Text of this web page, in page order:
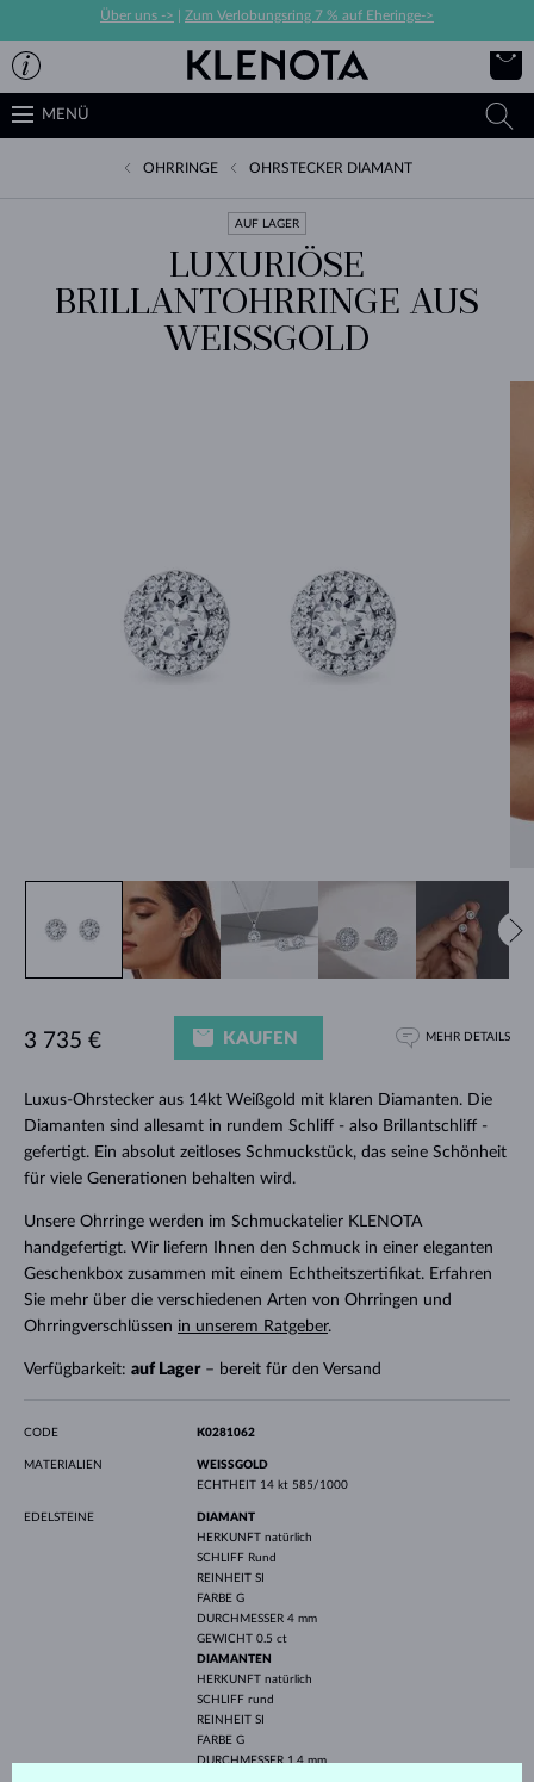
Über uns -> Zum Verlobungsring 7 % auf Eheringe->
MENÜ
OHRRINGE OHRSTECKER DIAMANT
AUF LAGER
LUXURIÖSE
BRILLANTOHRRINGE AUS
WEISSGOLD
Luxus-Ohrstecker aus 14kt Weißgold mit klaren Diamanten. Die
Diamanten sind allesamt in rundem Schliff - also Brillantschliff -
gefertigt. Ein absolut zeitloses Schmuckstück, das seine Schönheit
für viele Generationen behalten wird.
Unsere Ohrringe werden im Schmuckatelier KLENOTA
handgefertigt. Wir liefern Ihnen den Schmuck in einer eleganten
Geschenkbox zusammen mit einem Echtheitszertifikat. Erfahren
Sie mehr über die verschiedenen Arten von Ohrringen und
Ohrringverschlüssen in unserem Ratgeber.
Verfügbarkeit: auf Lager– bereit für den Versand
3 735 € KAUFEN MEHR DETAILS
CODE K0281062
MATERIALIEN
WEISSGOLD
ECHTHEIT 14 kt 585/1000
EDELSTEINE
DIAMANT
HERKUNFT natürlich
SCHLIFF Rund
REINHEIT SI
FARBE G
DURCHMESSER 4 mm
GEWICHT 0.5 ct
DIAMANTEN
HERKUNFT natürlich
SCHLIFF rund
REINHEIT SI
FARBE G
DURCHMESSER 1.4 mm